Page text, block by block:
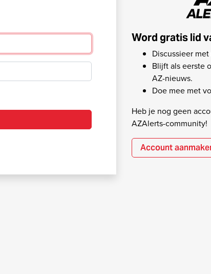
Word gratis lid
Discussieer
Blijft als eerste
AZ-nieuws.
Doe mee met
Heb je nog geen
AZAlerts-community!
Account